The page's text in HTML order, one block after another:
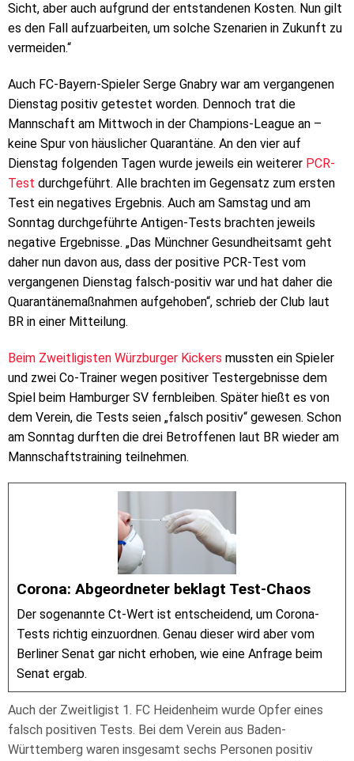
Sicht, aber auch aufgrund der entstandenen Kosten. Nun gilt
es den Fall aufzuarbeiten, um solche Szenarien in Zukunft zu
vermeiden.“
Auch FC-Bayern-Spieler Serge Gnabry war am vergangenen
Dienstag positiv getestet worden. Dennoch trat die
Mannschaft am Mittwoch in der Champions-League an –
keine Spur von häuslicher Quarantäne. An den vier auf
Dienstag folgenden Tagen wurde jeweils ein weiterer PCR-
Test durchgeführt. Alle brachten im Gegensatz zum ersten
Test ein negatives Ergebnis. Auch am Samstag und am
Sonntag durchgeführte Antigen-Tests brachten jeweils
negative Ergebnisse. „Das Münchner Gesundheitsamt geht
daher nun davon aus, dass der positive PCR-Test vom
vergangenen Dienstag falsch-positiv war und hat daher die
Quarantänemaßnahmen aufgehoben“, schrieb der Club laut
BR in einer Mitteilung.
Beim Zweitligisten Würzburger Kickers mussten ein Spieler
und zwei Co-Trainer wegen positiver Testergebnisse dem
Spiel beim Hamburger SV fernbleiben. Später hießt es von
dem Verein, die Tests seien „falsch positiv“ gewesen. Schon
am Sonntag durften die drei Betroffenen laut BR wieder am
Mannschaftstraining teilnehmen.
Corona: Abgeordneter beklagt Test-Chaos
Der sogenannte Ct-Wert ist entscheidend, um Corona-
Tests richtig einzuordnen. Genau dieser wird aber vom
Berliner Senat gar nicht erhoben, wie eine Anfrage beim
Senat ergab.
Auch der Zweitligist 1. FC Heidenheim wurde Opfer eines
falsch positiven Tests. Bei dem Verein aus Baden-
Württemberg waren insgesamt sechs Personen positiv